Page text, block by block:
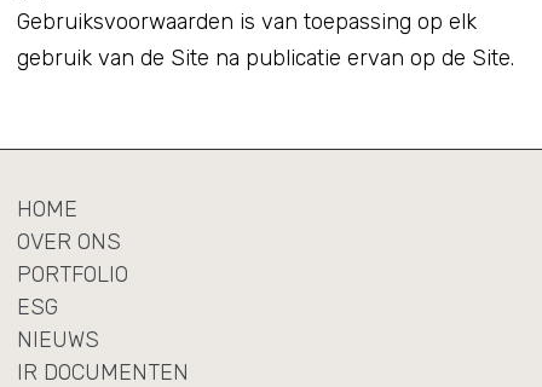
Gebruiksvoorwaarden is van toepassing op elk
gebruik van de Site na publicatie ervan op de Site.
HOME
OVER ONS
PORTFOLIO
ESG
NIEUWS
IR DOCUMENTEN